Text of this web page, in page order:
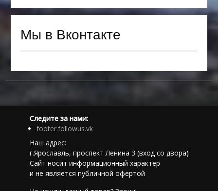
Мы в Вконтакте
Следите за нами:
footer.followus.vk
Наш адрес:
г.Ярославль, проспект Ленина 3 (вход со двора)
Сайт носит информационный характер
и не является публичной офертой